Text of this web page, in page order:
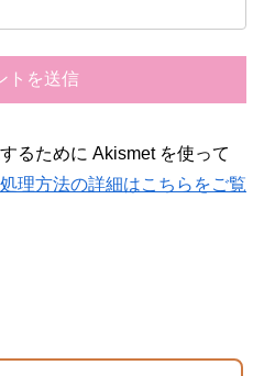
るために Akismet を使って
理方法の詳細はこちらをご覧